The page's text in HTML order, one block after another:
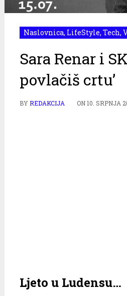
Naslovnica, LifeStyle, Tech,
Sara Renar i
povlačiš crtu’
BYREDAKCIJA ON10. SRPNJA
Ljeto u Ludensu…